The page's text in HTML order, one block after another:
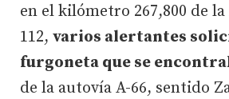
en el kilómetro 267,800 de
112, varios alertantes
furgoneta que se
de la autovía A-66, sentido